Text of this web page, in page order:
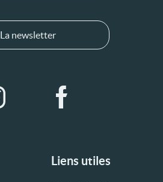
Liens utiles
La newsletter